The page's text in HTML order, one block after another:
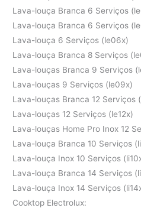
Lava-louça Branca 6 Serviços
Lava-louça Branca 6 Serviços
Lava-louça 6 Serviços (le06x)
Lava-louça Branca 8 Serviços
Lava-louças Branca 9 Serviços
Lava-louças 9 Serviços (le09x)
Lava-louças Branca 12 Serviços
Lava-louças 12 Serviços (le12x)
Lava-louças Home Pro Inox 12
Lava-louça Branca 10 Serviços
Lava-louça Inox 10 Serviços
Lava-louça Branca 14 Serviços
Lava-louça Inox 14 Serviços
Cooktop Electrolux: